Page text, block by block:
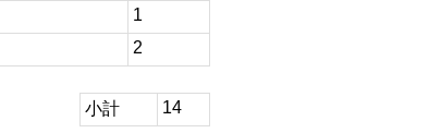
1
2
小計 14